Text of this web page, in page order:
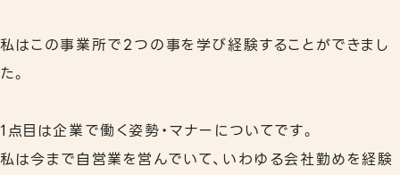
私はこの事業所で2つの事を学び経験することができまし
た。
1点目は企業で働く姿勢・マナーについてです。
私は今まで自営業を営んでいて、いわゆる会社勤めを経験